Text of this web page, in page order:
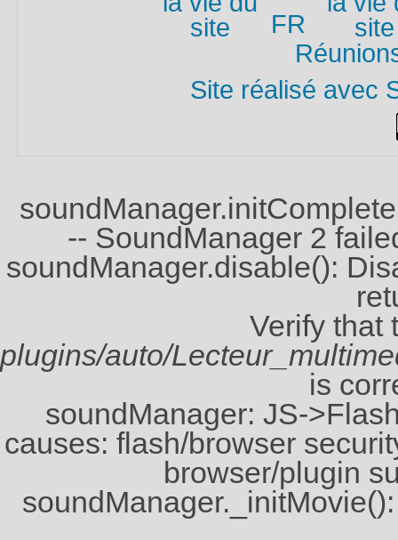
FR
Site réalisé avec
-- SoundManager 2
soundManager.disable():
Verify that
plugins/auto/
is
soundManager: JS-
causes: flash/browser
browser/plugin